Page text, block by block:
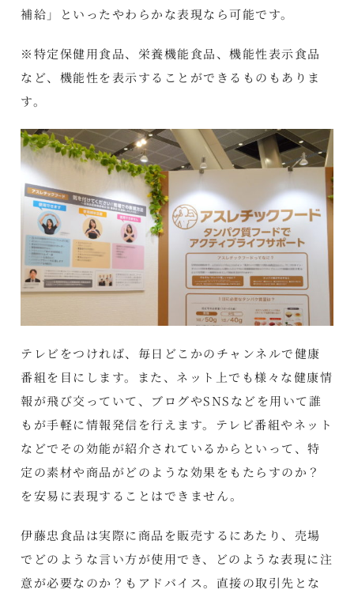
補給」といったやわらかな表現なら可能です。
※特定保健用食品、栄養機能食品、機能性表示食品
など、機能性を表示することができるものもありま
す。
テレビをつければ、毎日どこかのチャンネルで健康
番組を目にします。また、ネット上でも様々な健康情
報が飛び交っていて、ブログやSNSなどを用いて誰
もが手軽に情報発信を行えます。テレビ番組やネット
などでその効能が紹介されているからといって、特
定の素材や商品がどのような効果をもたらすのか？
を安易に表現することはできません。
伊藤忠食品は実際に商品を販売するにあたり、売場
でどのような言い方が使用でき、どのような表現に注
意が必要なのか？もアドバイス。直接の取引先とな